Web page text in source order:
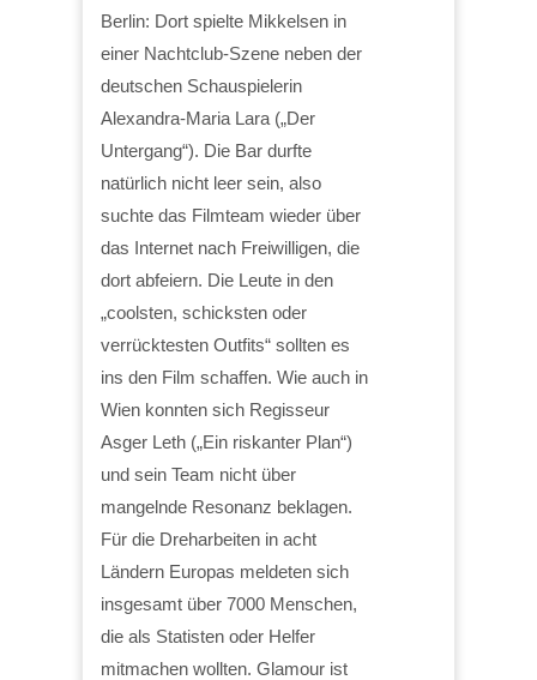
Berlin: Dort spielte Mikkelsen in
einer Nachtclub-Szene neben der
deutschen Schauspielerin
Alexandra-Maria Lara („Der
Untergang“). Die Bar durfte
natürlich nicht leer sein, also
suchte das Filmteam wieder über
das Internet nach Freiwilligen, die
dort abfeiern. Die Leute in den
„coolsten, schicksten oder
verrücktesten Outfits“ sollten es
ins den Film schaffen. Wie auch in
Wien konnten sich Regisseur
Asger Leth („Ein riskanter Plan“)
und sein Team nicht über
mangelnde Resonanz beklagen.
Für die Dreharbeiten in acht
Ländern Europas meldeten sich
insgesamt über 7000 Menschen,
die als Statisten oder Helfer
mitmachen wollten. Glamour ist